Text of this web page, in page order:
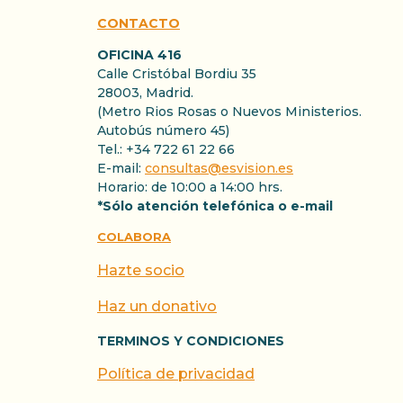
CONTACTO
OFICINA 416
Calle Cristóbal Bordiu 35
28003, Madrid.
(Metro Rios Rosas o Nuevos Ministerios.
Autobús número 45)
Tel.: +34 722 61 22 66
E-mail: consultas@esvision.es
Horario: de 10:00 a 14:00 hrs.
*Sólo atención telefónica o e-mail
COLABORA
Hazte socio
Haz un donativo
TERMINOS Y CONDICIONES
Política de privacidad